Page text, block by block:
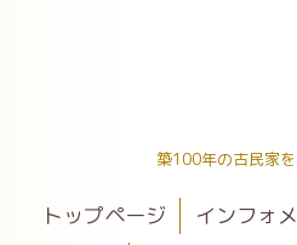
築100年の古民家
トップページ インフォ